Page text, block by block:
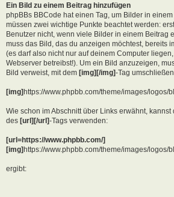
Ein Bild zu einem Beitrag hinzufügen
phpBBs BBCode hat einen Tag, um Bilder in
müssen zwei wichtige Punkte beachtet werden:
Benutzer nicht, wenn viele Bilder in einem Beitrag
muss das Bild, das du anzeigen möchtest, bereits
(es darf also nicht nur auf deinem Computer
Webserver betreibst!). Um ein Bild anzuzeigen,
Bild verweist, mit dem [img][/img]-Tag
[img]https://www.phpbb.com/theme/images/logos/
Wie schon im Abschnitt über Links erwähnt,
des [url][/url]-Tags verwenden:
[url=https://www.phpbb.com/]
[img]https://www.phpbb.com/theme/images/logos/
ergibt: